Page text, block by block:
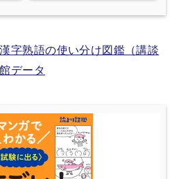
字熟語の使い分け図鑑（講談
データ